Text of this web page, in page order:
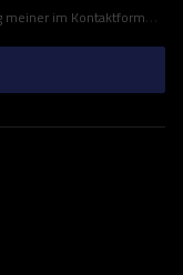
(EU) des Europäischen Parlaments und des Rates zu.